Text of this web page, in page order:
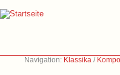
Navigation: Klassika /